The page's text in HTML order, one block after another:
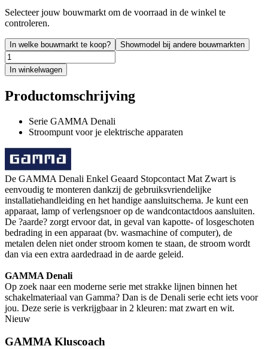
Selecteer jouw bouwmarkt om de voorraad in de winkel te
controleren.
In welke bouwmarkt te koop? Showmodel bij andere bouwmarkten
In winkelwagen
Productomschrijving
Serie GAMMA Denali
Stroompunt voor je elektrische apparaten
De GAMMA Denali Enkel Geaard Stopcontact Mat Zwart is
eenvoudig te monteren dankzij de gebruiksvriendelijke
installatiehandleiding en het handige aansluitschema. Je kunt een
apparaat, lamp of verlengsnoer op de wandcontactdoos aansluiten.
De ?aarde? zorgt ervoor dat, in geval van kapotte- of losgeschoten
bedrading in een apparaat (bv. wasmachine of computer), de
metalen delen niet onder stroom komen te staan, de stroom wordt
dan via een extra aardedraad in de aarde geleid.
GAMMA Denali
Op zoek naar een moderne serie met strakke lijnen binnen het
schakelmateriaal van Gamma? Dan is de Denali serie echt iets voor
jou. Deze serie is verkrijgbaar in 2 kleuren: mat zwart en wit.
Nieuw
GAMMA Kluscoach